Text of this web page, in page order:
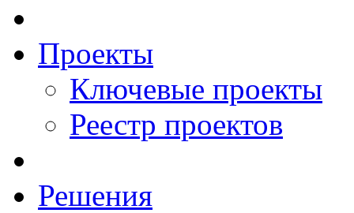
Проекты
Ключевые проекты
Реестр проектов
Решения